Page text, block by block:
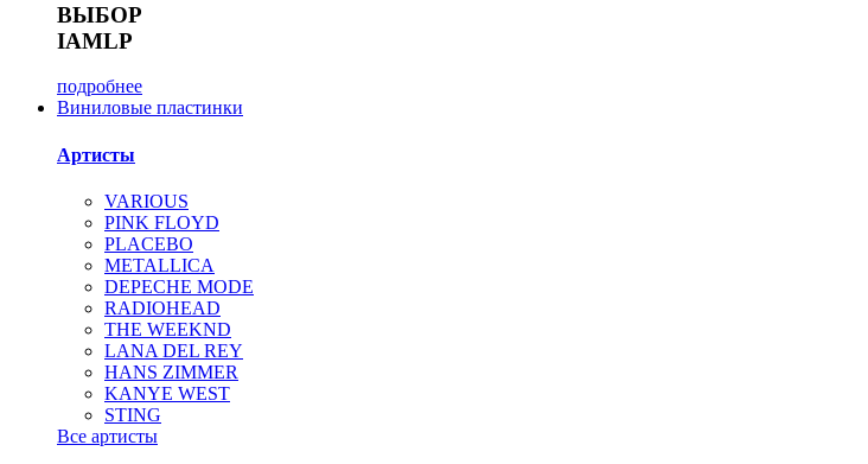
ВЫБОР
IAMLP
подробнее
Виниловые пластинки
Артисты
VARIOUS
PINK FLOYD
PLACEBO
METALLICA
DEPECHE MODE
RADIOHEAD
THE WEEKND
LANA DEL REY
HANS ZIMMER
KANYE WEST
STING
Все артисты